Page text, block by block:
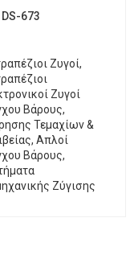
DS-673
Ζυγοί,
Ζυγοί
Βάρους,
Τεμαχίων &
, Απλοί
Βάρους,
Ζύγισης